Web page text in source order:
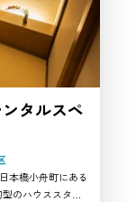
ジオを探し
です。
タルスペ
本橋小舟町にある
のハウススタジ